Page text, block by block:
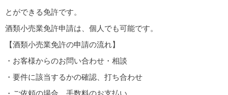
とができる免許です。
酒類小売業免許申請は、個人でも可能です。
【酒類小売業免許の申請の流れ】
・お客様からのお問い合わせ・相談
・要件に該当するかの確認、打ち合わせ